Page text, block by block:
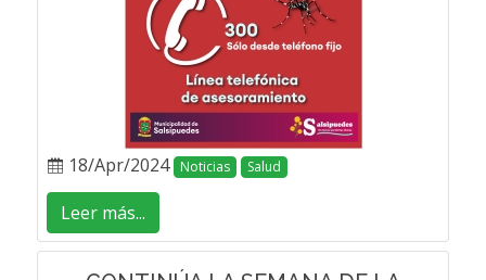
18/Apr/2024 Noticias Salud
Leer más...